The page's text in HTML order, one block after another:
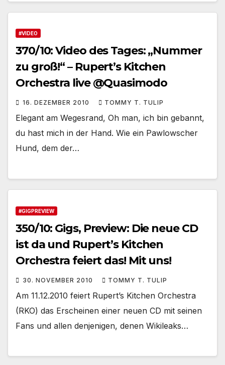
#VIDEO
370/10: Video des Tages: „Nummer
zu groß!“ – Rupert’s Kitchen
Orchestra live @Quasimodo
16. DEZEMBER 2010 TOMMY T. TULIP
Elegant am Wegesrand, Oh man, ich bin gebannt,
du hast mich in der Hand. Wie ein Pawlowscher
Hund, dem der…
#GIGPREVIEW
350/10: Gigs, Preview: Die neue CD
ist da und Rupert’s Kitchen
Orchestra feiert das! Mit uns!
30. NOVEMBER 2010 TOMMY T. TULIP
Am 11.12.2010 feiert Rupert’s Kitchen Orchestra
(RKO) das Erscheinen einer neuen CD mit seinen
Fans und allen denjenigen, denen Wikileaks…